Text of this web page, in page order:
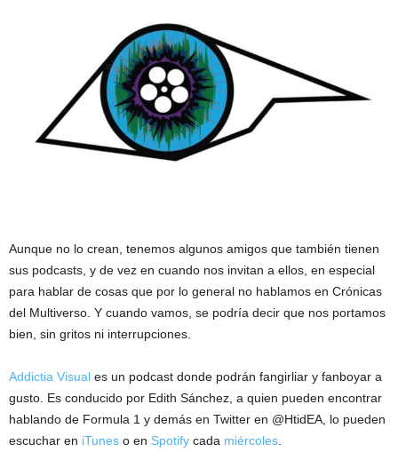
Aunque no lo crean, tenemos algunos amigos que también tienen
sus podcasts, y de vez en cuando nos invitan a ellos, en especial
para hablar de cosas que por lo general no hablamos en Crónicas
del Multiverso. Y cuando vamos, se podría decir que nos portamos
bien, sin gritos ni interrupciones.
Addictia Visual es un podcast donde podrán fangirliar y fanboyar a
gusto. Es conducido por Edith Sánchez, a quien pueden encontrar
hablando de Formula 1 y demás en Twitter en @HtidEA, lo pueden
escuchar en iTunes o en Spotify cada miércoles